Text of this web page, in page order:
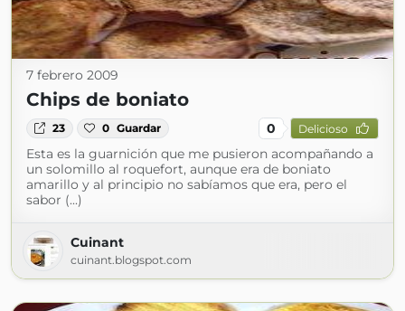
7 febrero 2009
Chips de boniato
23 0 Guardar 0 Delicioso
Esta es la guarnición que me pusieron acompañando a
un solomillo al roquefort, aunque era de boniato
amarillo y al principio no sabíamos que era, pero el
sabor (...)
Cuinant
cuinant.blogspot.com